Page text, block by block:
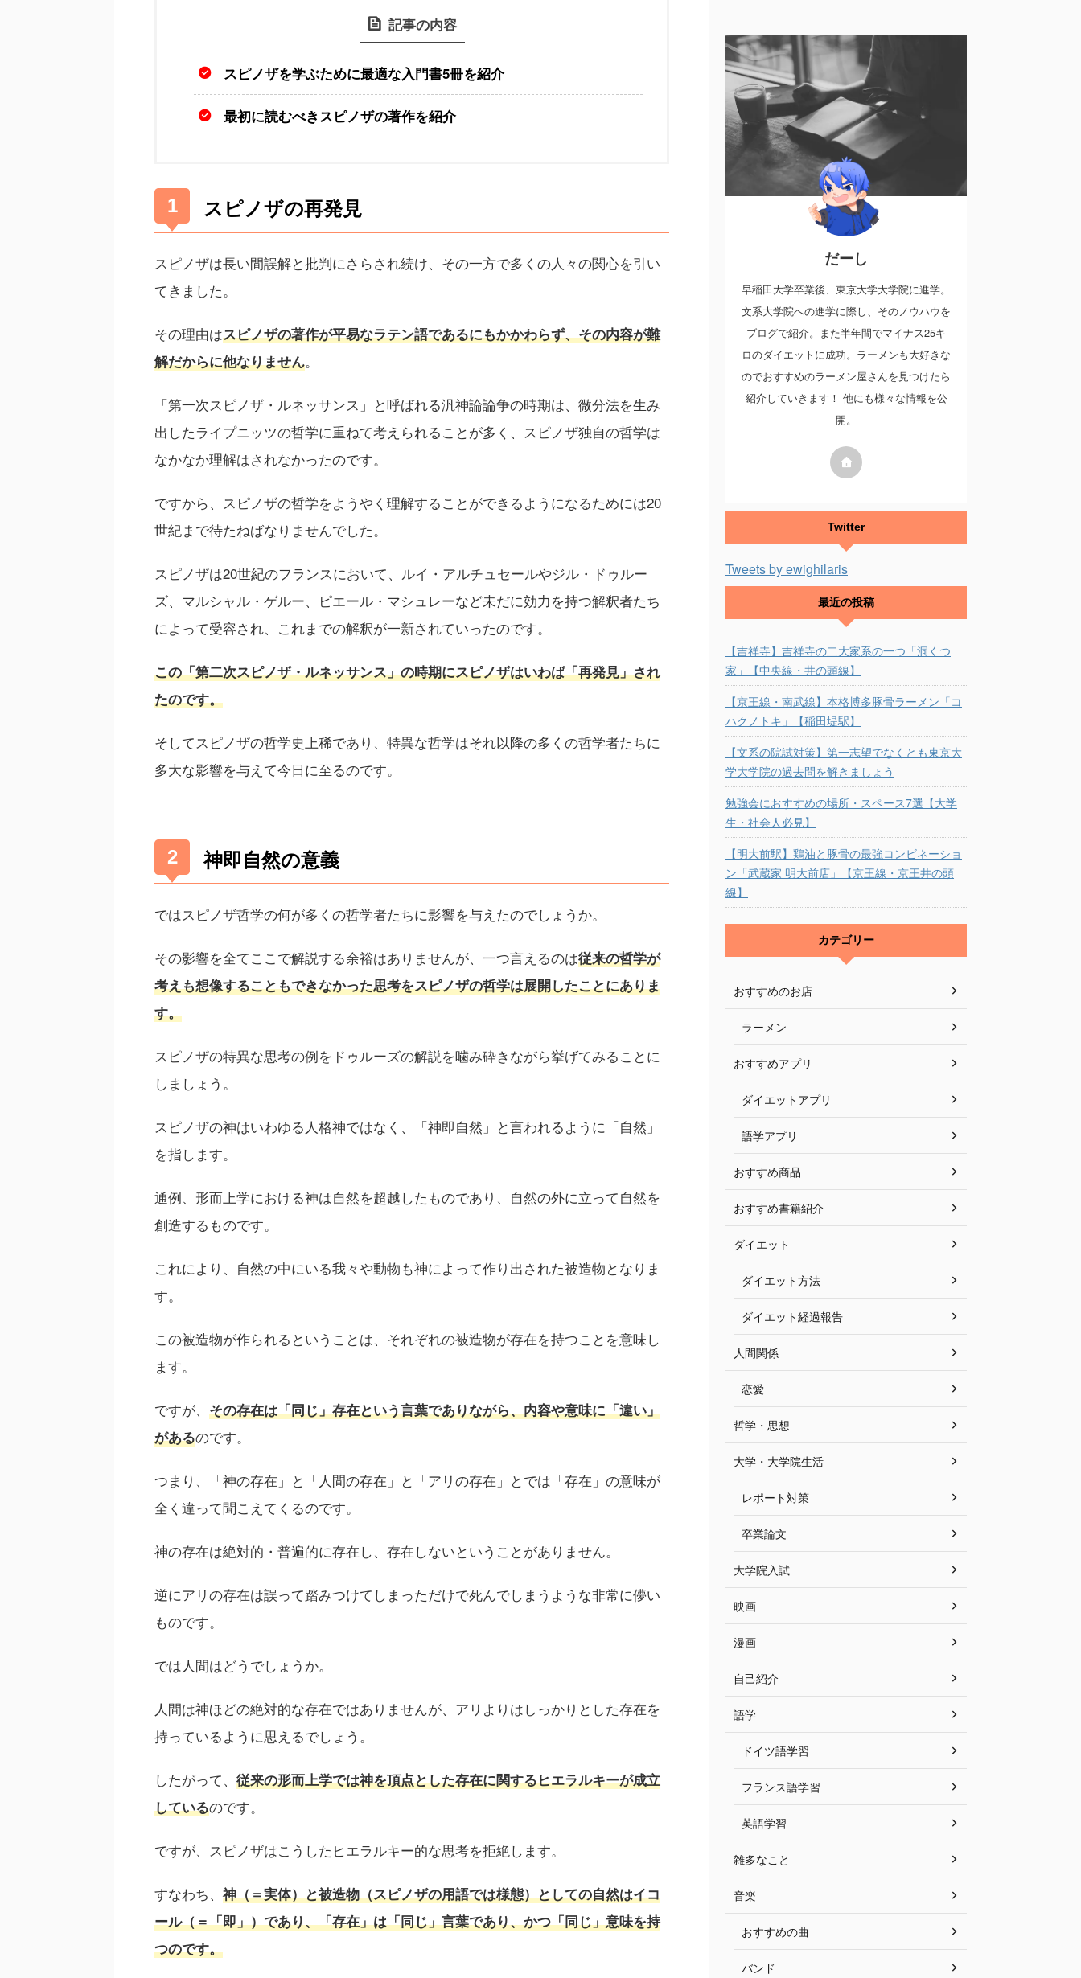
記事の内容
スピノザを学ぶために最適な入門書5冊を紹介
最初に読むべきスピノザの著作を紹介
スピノザの再発見
スピノザは長い間誤解と批判にさらされ続け、その一方で多くの人々の関心を引い
てきました。
その理由はスピノザの著作が平易なラテン語であるにもかかわらず、その内容が難
解だからに他なりません。
「第一次スピノザ・ルネッサンス」と呼ばれる汎神論論争の時期は、微分法を生み
出したライプニッツの哲学に重ねて考えられることが多く、スピノザ独自の哲学は
なかなか理解はされなかったのです。
ですから、スピノザの哲学をようやく理解することができるようになるためには20
世紀まで待たねばなりませんでした。
スピノザは20世紀のフランスにおいて、ルイ・アルチュセールやジル・ドゥルー
ズ、マルシャル・ゲルー、ピエール・マシュレーなど未だに効力を持つ解釈者たち
によって受容され、これまでの解釈が一新されていったのです。
この「第二次スピノザ・ルネッサンス」の時期にスピノザはいわば「再発見」され
たのです。
そしてスピノザの哲学史上稀であり、特異な哲学はそれ以降の多くの哲学者たちに
多大な影響を与えて今日に至るのです。
神即自然の意義
ではスピノザ哲学の何が多くの哲学者たちに影響を与えたのでしょうか。
その影響を全てここで解説する余裕はありませんが、一つ言えるのは従来の哲学が
考えも想像することもできなかった思考をスピノザの哲学は展開したことにありま
す。
スピノザの特異な思考の例をドゥルーズの解説を噛み砕きながら挙げてみることに
しましょう。
スピノザの神はいわゆる人格神ではなく、「神即自然」と言われるように「自然」
を指します。
通例、形而上学における神は自然を超越したものであり、自然の外に立って自然を
創造するものです。
これにより、自然の中にいる我々や動物も神によって作り出された被造物となりま
す。
この被造物が作られるということは、それぞれの被造物が存在を持つことを意味し
ます。
ですが、 その存在は「同じ」存在という言葉でありながら、内容や意味に「違い」
があるのです。
つまり、「神の存在」と「人間の存在」と「アリの存在」とでは「存在」の意味が
全く違って聞こえてくるのです。
神の存在は絶対的・普遍的に存在し、存在しないということがありません。
逆にアリの存在は誤って踏みつけてしまっただけで死んでしまうような非常に儚い
ものです。
では人間はどうでしょうか。
人間は神ほどの絶対的な存在ではありませんが、アリよりはしっかりとした存在を
持っているように思えるでしょう。
したがって、 従来の形而上学では神を頂点とした存在に関するヒエラルキーが成立
しているのです。
ですが、スピノザはこうしたヒエラルキー的な思考を拒絶します。
すなわち、 神（＝実体）と被造物（スピノザの用語では様態）としての自然はイコ
ール（＝「即」）であり、「存在」は「同じ」言葉であり、かつ「同じ」意味を持
つのです。
だーし
早稲田大学卒業後、東京大学大学院に進学。
文系大学院への進学に際し、そのノウハウを
ブログで紹介。また半年間でマイナス25キ
ロのダイエットに成功。ラーメンも大好きな
のでおすすめのラーメン屋さんを見つけたら
紹介していきます！ 他にも様々な情報を公
開。
Twitter
Tweets by ewighilaris
最近の投稿
【吉祥寺】吉祥寺の二大家系の一つ「洞くつ
家」【中央線・井の頭線】
【京王線・南武線】本格博多豚骨ラーメン「コ
ハクノトキ」【稲田堤駅】
【文系の院試対策】第一志望でなくとも東京大
学大学院の過去問を解きましょう
勉強会におすすめの場所・スペース7選【大学
生・社会人必見】
【明大前駅】鶏油と豚骨の最強コンビネーショ
ン「武蔵家 明大前店」【京王線・京王井の頭
線】
カテゴリー
おすすめのお店
ラーメン
おすすめアプリ
ダイエットアプリ
語学アプリ
おすすめ商品
おすすめ書籍紹介
ダイエット
ダイエット方法
ダイエット経過報告
人間関係
恋愛
哲学・思想
大学・大学院生活
レポート対策
卒業論文
大学院入試
映画
漫画
自己紹介
語学
ドイツ語学習
フランス語学習
英語学習
雑多なこと
音楽
おすすめの曲
バンド